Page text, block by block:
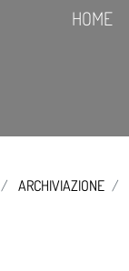
HOME
ARCHIVIAZIONE